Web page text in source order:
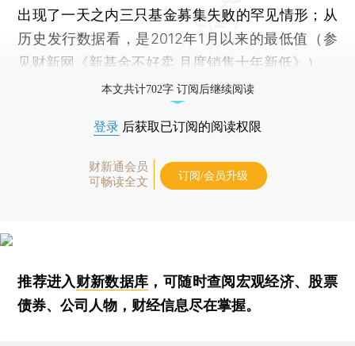
出现了一天之内三只基金募集失败的罕见情形；从
历史发行数据看，是2012年1月以来的最低值（参
见财新网《新基金不好卖 月度销售十年新低》）。
本文共计702字 订阅后继续阅读
登录 后获取已订阅的阅读权限
财新通会员
可畅读全文
订阅/会员升级
推荐进入财新数据库 ，可随时查阅宏观经济、股票
债券、公司人物，财经信息尽在掌握。